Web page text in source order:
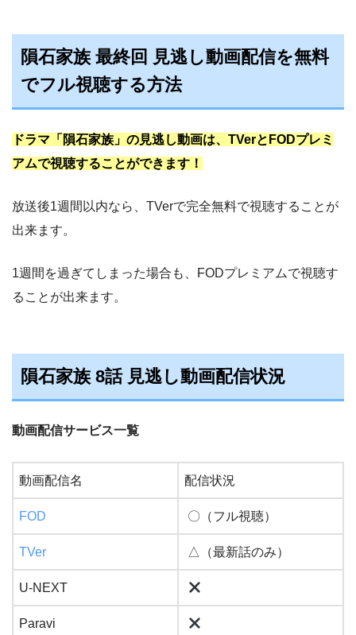
隕石家族 最終回 見逃し動画配信を無料
でフル視聴する方法
ドラマ「隕石家族」の見逃し動画は、TVerとFODプレミ
アムで視聴することができます！
放送後1週間以内なら、TVerで完全無料で視聴することが
出来ます。
1週間を過ぎてしまった場合も、FODプレミアムで視聴す
ることが出来ます。
隕石家族 8話 見逃し動画配信状況
動画配信サービス一覧
動画配信名 配信状況
FOD 〇（フル視聴）
TVer △（最新話のみ）
U-NEXT
Paravi